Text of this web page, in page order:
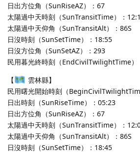
日出方位角（SunRiseAZ）：67
太陽過中天時刻（SunTransitTime）：
太陽過中天仰角（SunTransitAlt）：86S
日沒時刻（SunSetTime）：18:55
日沒方位角（SunSetAZ）：293
民用暮光終時刻（EndCivilTwilightTime）
【
雲林縣】
民用曙光開始時刻（
日出時刻（SunRiseTime）：05:23
日出方位角（SunRiseAZ）：67
太陽過中天時刻（SunTransitTime）：
太陽過中天仰角（SunTransitAlt）：86S
日沒時刻（SunSetTime）：18:45